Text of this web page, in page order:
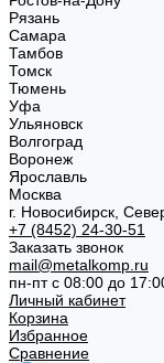
Рязань
Самара
Тамбов
Томск
Тюмень
Уфа
Ульяновск
Волгоград
Воронеж
Ярославль
Москва
г. Новосибирск,
+7 (8452) 24-30-51
Заказать звонок
mail@metalkomp.ru
пн-пт с 08:00 до
Личный кабинет
Корзина
Избранное
Сравнение